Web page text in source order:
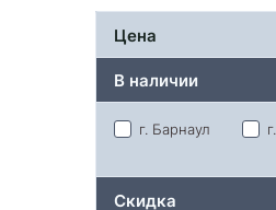
Цена
В наличии
г. Барнаул
Скидка